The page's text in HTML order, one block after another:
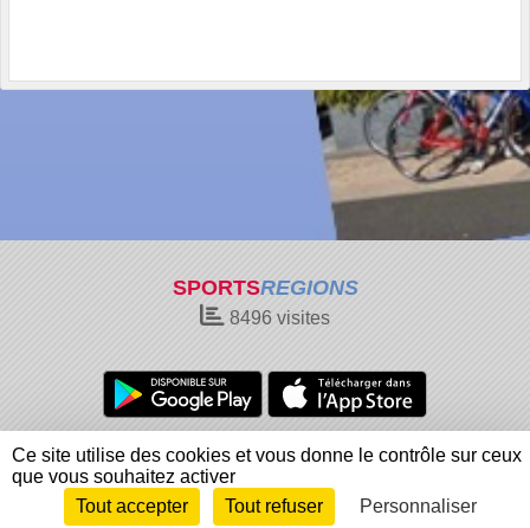
SPORTSREGIONS
8496 visites
Charte cookies
Gestion des cookies
Informations légales
Signaler un contenu inapproprié
Envie de participer ?
Connexion
Ce site utilise des cookies et vous donne le contrôle sur ceux
que vous souhaitez activer
Tout accepter
Tout refuser Personnaliser